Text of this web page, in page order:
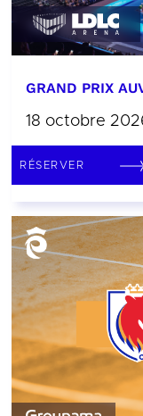
GRAND PRIX
18 octobre
RÉSERVER